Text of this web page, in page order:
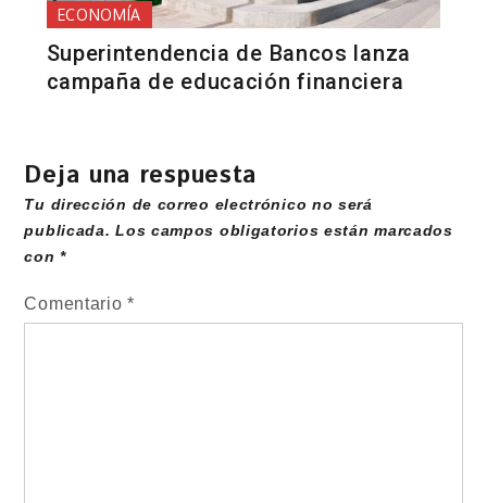
ECONOMÍA
Superintendencia de Bancos lanza
campaña de educación financiera
Deja una respuesta
Tu dirección de correo electrónico no será
publicada. Los campos obligatorios están marcados
con*
Comentario*